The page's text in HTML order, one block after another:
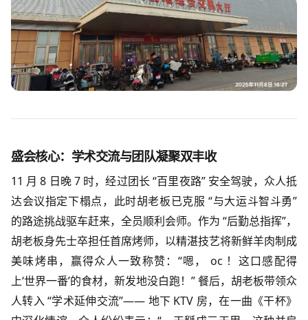
盛会核心：学术交流与团队凝聚双丰收​
11 月 8 日晚 7 时，经过团长 “百里夜路” 安全驾驶，众人抵
达会议指定下榻点，此时胡老板已克服 “与大运斗智斗勇”
的路途挑战驱车赶来，全员顺利会师。作为 “后勤总指挥”，
胡老板身先士卒担任首席烤师，以精湛技艺将新鲜羊肉制成
美味烤串，赢得众人一致称赞：“嗯， oc ！这口感配得
上‘世界一番’的食材，新发地没白跑！” 餐后，胡老板带领众
人转入 “学术延伸交流”—— 地下 KTV 房，在一曲《干杯》